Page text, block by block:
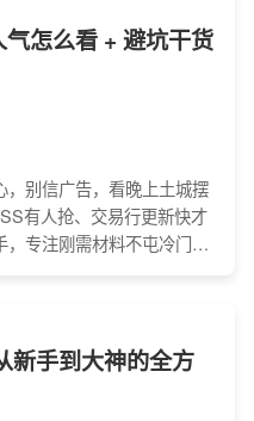
怎么看 + 避坑干货
别信广告，看晚上土城摆
有人抢、交易行更新快才
专注刚需材料不屯冷门，
新手到大神的全方